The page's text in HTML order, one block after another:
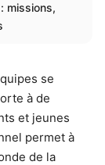
missions,
se
à de
et jeunes
permet à
de la